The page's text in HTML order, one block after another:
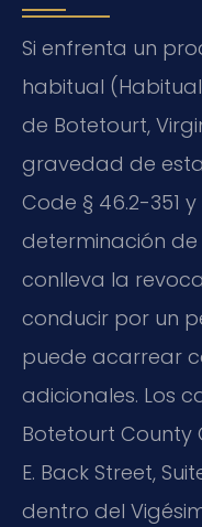
Si enfrenta un
habitual
de Botetourt,
gravedad de
Code § 46.2-351
determinación
conlleva la
conducir por un
puede acarrear
adicionales. Los
Botetourt County
E. Back Street,
dentro del